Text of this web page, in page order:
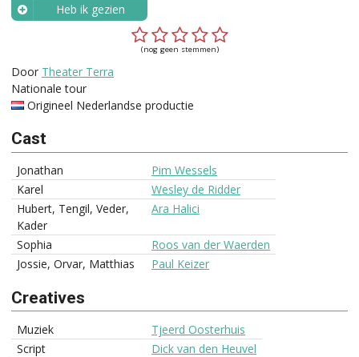
Heb ik gezien
(nog geen stemmen)
Door Theater Terra
Nationale tour
Origineel Nederlandse productie
Cast
Jonathan
Pim Wessels
Karel
Wesley de Ridder
Hubert, Tengil, Veder,
Kader
Ara Halici
Sophia
Roos van der Waerden
Jossie, Orvar, Matthias
Paul Keizer
Creatives
Muziek
Tjeerd Oosterhuis
Script
Dick van den Heuvel